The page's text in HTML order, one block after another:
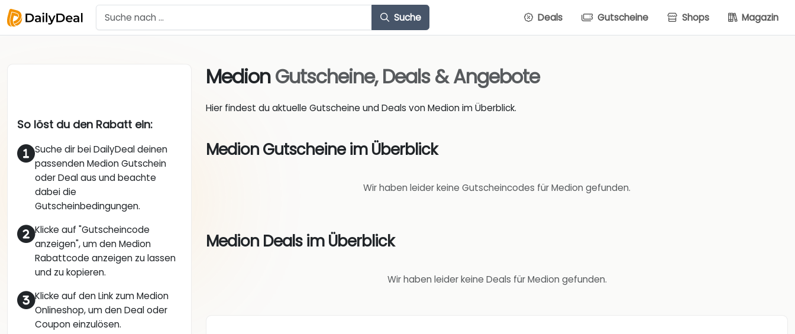
Suche Deals Gutscheine Shops Magazin
So löst du den Rabatt ein:
Suche dir bei DailyDeal deinen
passenden Medion Gutschein
oder Deal aus und beachte
dabei die
Gutscheinbedingungen.
Klicke auf "Gutscheincode
anzeigen", um den Medion
Rabattcode anzeigen zu lassen
und zu kopieren.
Klicke auf den Link zum Medion
Onlineshop, um den Deal oder
Coupon einzulösen.
MedionGutscheine, Deals & Angebote
Hier findest du aktuelle Gutscheine und Deals von Medion im Überblick.
Medion Gutscheine im Überblick
Wir haben leider keine Gutscheincodes für Medion gefunden.
Medion Deals im Überblick
Wir haben leider keine Deals für Medion gefunden.